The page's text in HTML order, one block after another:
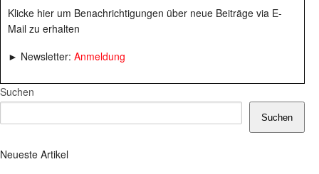
Klicke hier um Benachrichtigungen über neue Beiträge via E-
Mail zu erhalten
► Newsletter: Anmeldung
Suchen
Suchen
Neueste Artikel